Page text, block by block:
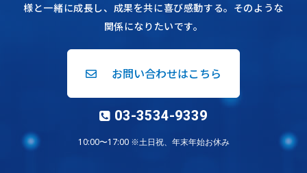
様と一緒に成長し、成果を共に喜び感動する。そのような
関係になりたいです。
お問い合わせはこちら
03-3534-9339
10:00〜17:00 ※土日祝、年末年始お休み